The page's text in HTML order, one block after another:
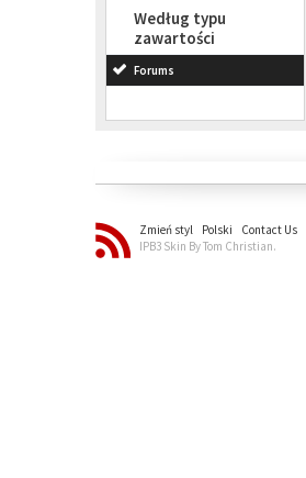
Według typu
zawartości
Forums
Zmień styl Polski Contact Us
IPB3 Skin By Tom Christian.